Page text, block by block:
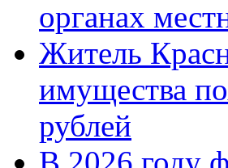
органах
Житель
имущества
рублей